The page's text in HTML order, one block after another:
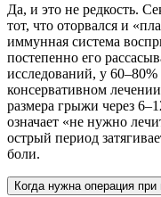
Да, и это не редкость.
тот, что оторвался и
иммунная система
постепенно его
исследований, у
консервативном
размера грыжи через
означает «не нужно
острый период
боли.
Когда нужна операция при